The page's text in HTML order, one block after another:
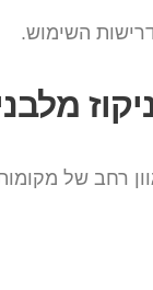
השימוש.
רחב של